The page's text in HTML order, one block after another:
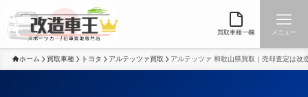
買取車種一欄 メニュー
ホーム 買取車種 トヨタ アルテッツァ買取 アルテッツァ 和歌山県買取｜売却査定は改